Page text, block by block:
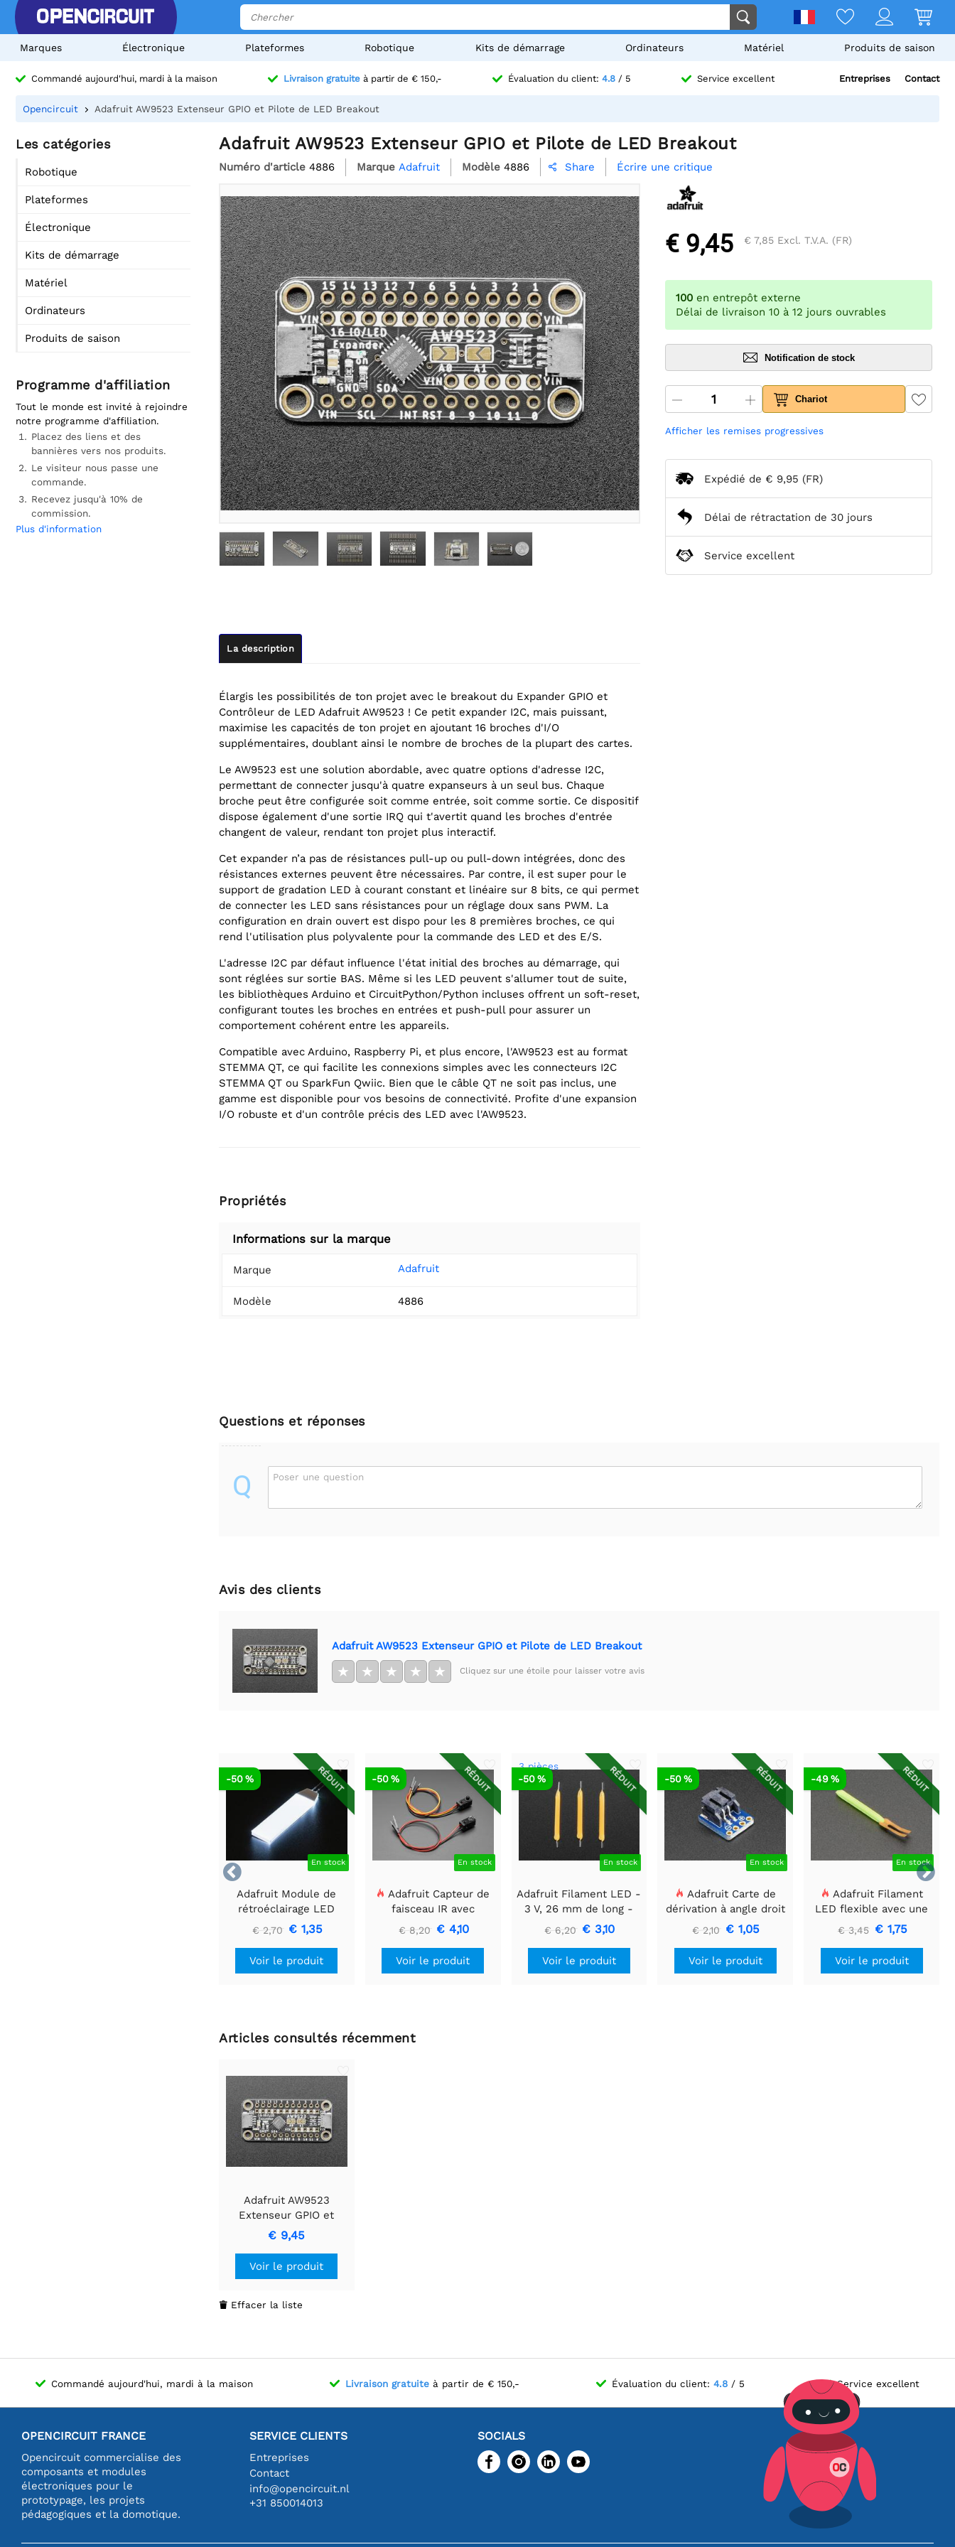
Marques Électronique Plateformes Robotique Kits de démarrage Ordinateurs Matériel Produits de saison
Commandé aujourd'hui, mardi à la maison Livraison gratuite à partir de € 150,- Évaluation du client: 4.8 / 5 Service excellent Entreprises Contact
Opencircuit Adafruit AW9523 Extenseur GPIO et Pilote de LED Breakout
Les catégories
Robotique
Plateformes
Électronique
Kits de démarrage
Matériel
Ordinateurs
Produits de saison
Programme d'affiliation
Tout le monde est invité à rejoindre
notre programme d'affiliation.
Placez des liens et des
bannières vers nos produits.
Le visiteur nous passe une
commande.
Recevez jusqu'à 10% de
commission.
Plus d'information
Adafruit AW9523 Extenseur GPIO et Pilote de LED Breakout
Numéro d'article 4886 Marque Adafruit Modèle 4886  Share Écrire une critique
La description
Élargis les possibilités de ton projet avec le breakout du Expander GPIO et
Contrôleur de LED Adafruit AW9523 ! Ce petit expander I2C, mais puissant,
maximise les capacités de ton projet en ajoutant 16 broches d'I/O
supplémentaires, doublant ainsi le nombre de broches de la plupart des cartes.
Le AW9523 est une solution abordable, avec quatre options d'adresse I2C,
permettant de connecter jusqu'à quatre expanseurs à un seul bus. Chaque
broche peut être configurée soit comme entrée, soit comme sortie. Ce dispositif
dispose également d'une sortie IRQ qui t'avertit quand les broches d'entrée
changent de valeur, rendant ton projet plus interactif.
Cet expander n’a pas de résistances pull-up ou pull-down intégrées, donc des
résistances externes peuvent être nécessaires. Par contre, il est super pour le
support de gradation LED à courant constant et linéaire sur 8 bits, ce qui permet
de connecter les LED sans résistances pour un réglage doux sans PWM. La
configuration en drain ouvert est dispo pour les 8 premières broches, ce qui
rend l'utilisation plus polyvalente pour la commande des LED et des E/S.
L'adresse I2C par défaut influence l'état initial des broches au démarrage, qui
sont réglées sur sortie BAS. Même si les LED peuvent s'allumer tout de suite,
les bibliothèques Arduino et CircuitPython/Python incluses offrent un soft-reset,
configurant toutes les broches en entrées et push-pull pour assurer un
comportement cohérent entre les appareils.
Compatible avec Arduino, Raspberry Pi, et plus encore, l'AW9523 est au format
STEMMA QT, ce qui facilite les connexions simples avec les connecteurs I2C
STEMMA QT ou SparkFun Qwiic. Bien que le câble QT ne soit pas inclus, une
gamme est disponible pour vos besoins de connectivité. Profite d'une expansion
I/O robuste et d'un contrôle précis des LED avec l'AW9523.
Propriétés
Informations sur la marque
Marque Adafruit
Modèle 4886
€ 9,45 € 7,85 Excl. T.V.A. (FR)
100 en entrepôt externe
Délai de livraison 10 à 12 jours ouvrables
Notification de stock
Chariot
Afficher les remises progressives
Expédié de € 9,95 (FR)
Délai de rétractation de 30 jours
Service excellent
Questions et réponses
Q Poser une question
Avis des clients
Adafruit AW9523 Extenseur GPIO et Pilote de LED Breakout
★ ★ ★ ★ ★ Cliquez sur une étoile pour laisser votre avis


RÉDUIT
En stock
-50 %
Adafruit Module de
rétroéclairage LED
blanc - Petit 12 mm x
40 mm
€ 2,70 € 1,35
Voir le produit
RÉDUIT
En stock
-50 %
Adafruit Capteur de
faisceau IR avec
embouts de câble de
qualité supérieure -
LED 5 mm
€ 8,20 € 4,10
Voir le produit
RÉDUIT
3 pièces
En stock
-50 %
Adafruit Filament LED -
3 V, 26 mm de long -
Blanc chaud (lot de 3)
€ 6,20 € 3,10
Voir le produit
RÉDUIT
En stock
-50 %
Adafruit Carte de
dérivation à angle droit
CMS à 2 broches JST-
€ 2,10 € 1,05
Voir le produit
RÉDUIT
En stock
-49 %
Adafruit Filament
LED flexible avec une
seule connexion - 3V 25
mm de long - Vert
€ 3,45 € 1,75
Voir le produit
Articles consultés récemment
Adafruit AW9523
Extenseur GPIO et
Pilote de LED Breakout
€ 9,45
Voir le produit
 Effacer la liste
Commandé aujourd'hui, mardi à la maison Livraison gratuite à partir de € 150,- Évaluation du client: 4.8 / 5 Service excellent
OPENCIRCUIT FRANCE
Opencircuit commercialise des
composants et modules
électroniques pour le
prototypage, les projets
pédagogiques et la domotique.
SERVICE CLIENTS
Entreprises
Contact
info@opencircuit.nl
+31 850014013
SOCIALS